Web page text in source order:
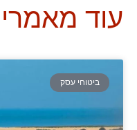
עוד
ביטוחי עסק